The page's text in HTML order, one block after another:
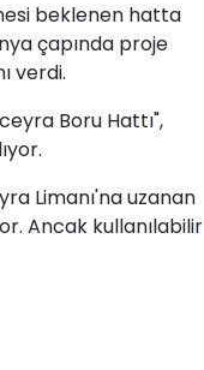
beklenen hatta
çapında proje
verdi.
Boru Hattı",
Limanı'na uzanan
Ancak kullanılabilir